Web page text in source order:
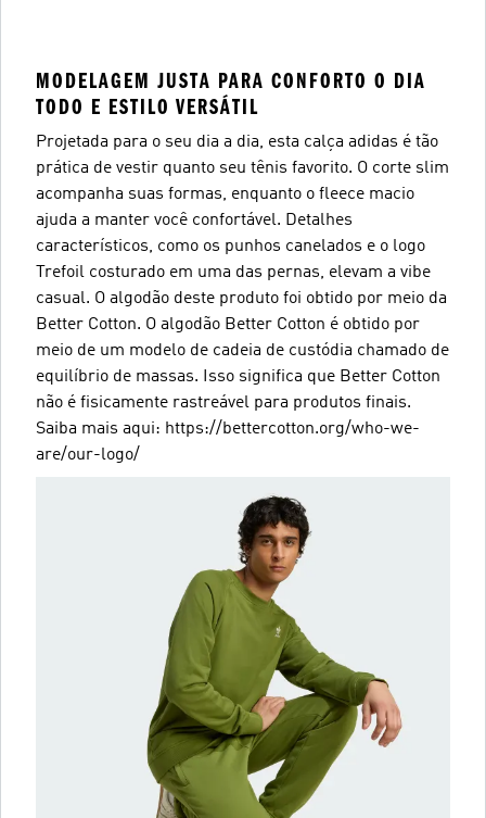
MODELAGEM JUSTA PARA CONFORTO O DIA
TODO E ESTILO VERSÁTIL
Projetada para o seu dia a dia, esta calça adidas é tão
prática de vestir quanto seu tênis favorito. O corte slim
acompanha suas formas, enquanto o fleece macio
ajuda a manter você confortável. Detalhes
característicos, como os punhos canelados e o logo
Trefoil costurado em uma das pernas, elevam a vibe
casual. O algodão deste produto foi obtido por meio da
Better Cotton. O algodão Better Cotton é obtido por
meio de um modelo de cadeia de custódia chamado de
equilíbrio de massas. Isso significa que Better Cotton
não é fisicamente rastreável para produtos finais.
Saiba mais aqui: https://bettercotton.org/who-we-
are/our-logo/